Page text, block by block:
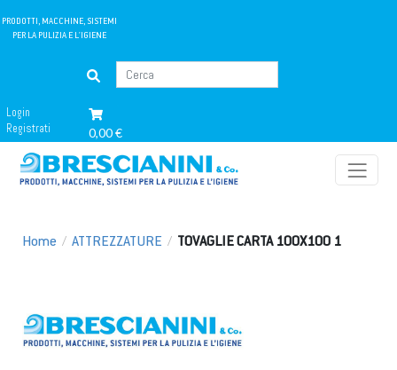
PRODOTTI, MACCHINE, SISTEMI
PER LA PULIZIA E L'IGIENE
Login
Registrati
0,00 €
Home / ATTREZZATURE / TOVAGLIE CARTA 100X100 1